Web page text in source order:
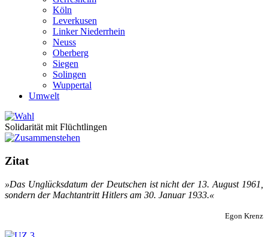
Köln
Leverkusen
Linker Niederrhein
Neuss
Oberberg
Siegen
Solingen
Wuppertal
Umwelt
Solidarität mit Flüchtlingen
Zitat
»Das Un­glücks­da­­tum der Deu­t­­schen ist nicht der 13. Au­gust 1961,
son­dern der Mach­t­an­­tritt Hit­lers am 30. Ja­nu­ar 1933.«
Egon Krenz